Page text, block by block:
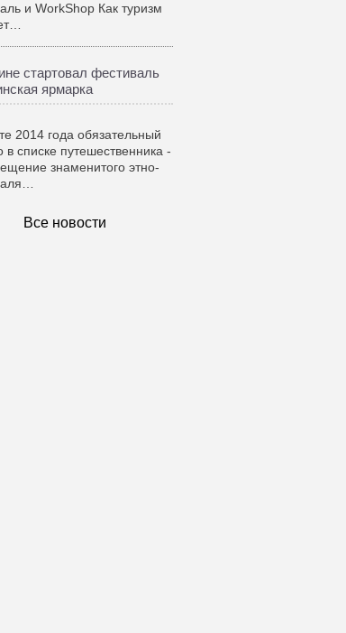
и WorkShop Как туризм
стартовал фестиваль
ярмарка
2014 года обязательный
в списке путешественника -
знаменитого этно-
Все новости